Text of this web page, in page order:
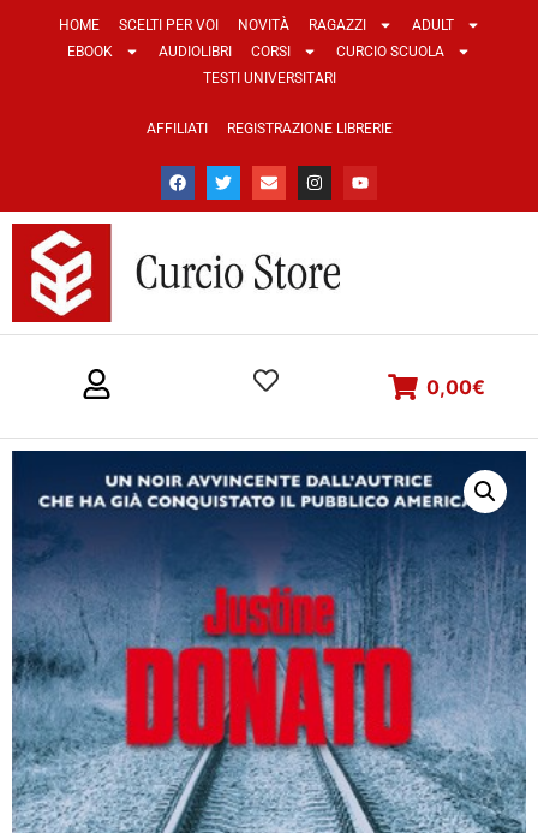
HOME SCELTI PER VOI NOVITÀ RAGAZZI
ADULT
EBOOK
AUDIOLIBRI CORSI
CURCIO SCUOLA
TESTI UNIVERSITARI
AFFILIATI REGISTRAZIONE LIBRERIE
0,00€